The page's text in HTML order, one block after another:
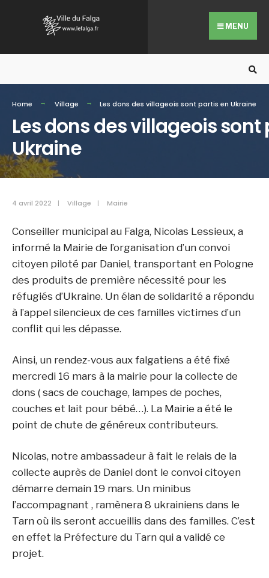
MENU
Home Village Les dons des villageois sont partis en Ukraine
Les dons des villageois sont
Ukraine
4 avril 2022 | Village | Mairie
Conseiller municipal au Falga, Nicolas Lessieux, a
informé la Mairie de l’organisation d’un convoi
citoyen piloté par Daniel, transportant en Pologne
des produits de première nécessité pour les
réfugiés d’Ukraine. Un élan de solidarité a répondu
à l’appel silencieux de ces familles victimes d’un
conflit qui les dépasse.
Ainsi, un rendez-vous aux falgatiens a été fixé
mercredi 16 mars à la mairie pour la collecte de
dons ( sacs de couchage, lampes de poches,
couches et lait pour bébé…). La Mairie a été le
point de chute de généreux contributeurs.
Nicolas, notre ambassadeur à fait le relais de la
collecte auprès de Daniel dont le convoi citoyen
démarre demain 19 mars. Un minibus
l’accompagnant , ramènera 8 ukrainiens dans le
Tarn où ils seront accueillis dans des familles. C’est
en effet la Préfecture du Tarn qui a validé ce
projet.